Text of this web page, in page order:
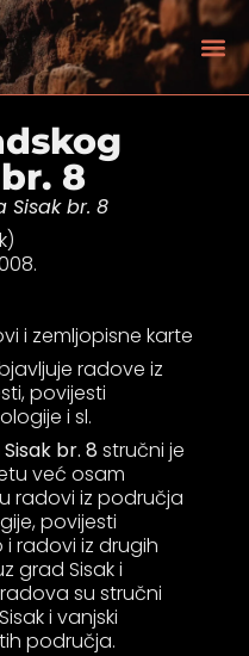
8
Sisak br. 8
i zemljopisne karte
radove iz
povijesti
i sl.
br. 8stručni je
već osam
radovi iz područja
povijesti
radovi iz drugih
grad Sisak i
su stručni
i vanjski
područja.